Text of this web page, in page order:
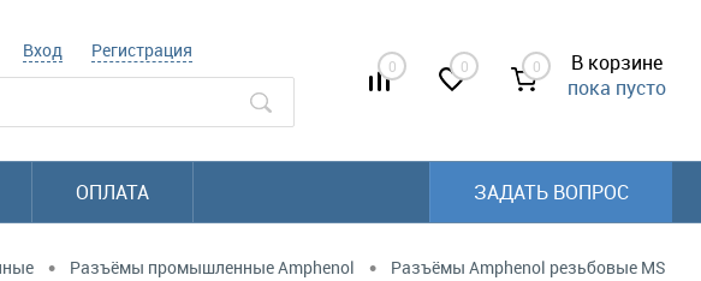
Вход Регистрация
0 0 0
В корзине
пока пусто
ОПЛАТА ЗАДАТЬ ВОПРОС
• Разъёмы промышленные Amphenol • Разъёмы Amphenol резьбовые MS